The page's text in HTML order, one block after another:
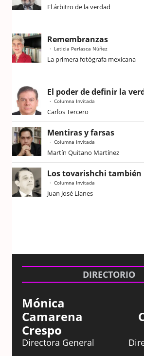
El árbitro de la verdad
Remembranzas
Leticia Perlasca Núñez
La primera fotógrafa mexicana
El poder de definir la
Columna Invitada
Carlos Tercero
Mentiras y farsas
Columna Invitada
Martín Quitano Martínez
Los tovarishchi
Columna Invitada
Juan José Llanes
DIRECTORIO
Mónica
Camarena
Crespo
Directora General